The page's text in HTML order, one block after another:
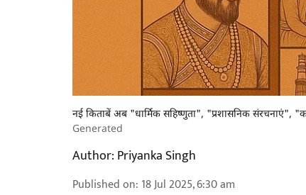
नई किताबें अब "धार्मिक सहिष्णुता", "प्रशासनिक संरचनाएं",
Generated
Author: Priyanka Singh
Published on: 18 Jul 2025, 6:30 am